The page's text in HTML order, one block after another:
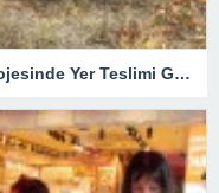
BEUN’un Güneş Enerjisi Santrali Projesinde Yer Teslimi Gerçekleştirildi